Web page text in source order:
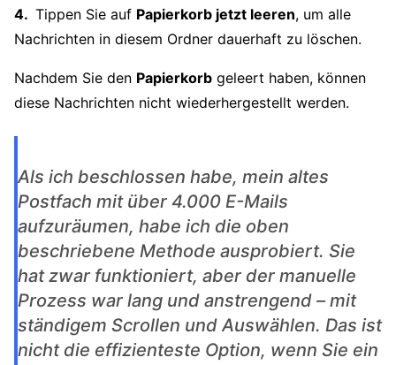
Tippen Sie auf Papierkorb jetzt leeren, um alle
Nachrichten in diesem Ordner dauerhaft zu löschen.
Nachdem Sie den Papierkorb geleert haben, können
diese Nachrichten nicht wiederhergestellt werden.
Als ich beschlossen habe, mein altes
Postfach mit über 4.000 E-Mails
aufzuräumen, habe ich die oben
beschriebene Methode ausprobiert. Sie
hat zwar funktioniert, aber der manuelle
Prozess war lang und anstrengend – mit
ständigem Scrollen und Auswählen. Das ist
nicht die effizienteste Option, wenn Sie ein